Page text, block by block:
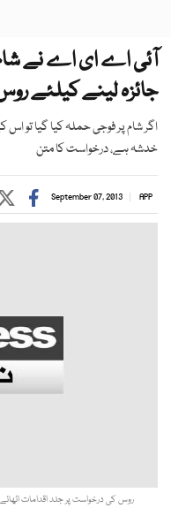
آئی اے ای اے نے
جائزہ لینے کیلئے
اگر شام پر فوجی حملہ کیا گیا تو
خدشہ ہے، درخواست کا متن
APP
September 07, 2013
روس کی درخواست پر جلد اقدامات